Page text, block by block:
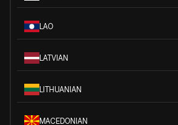
LAO
LATVIAN
LITHUANIAN
MACEDONIAN